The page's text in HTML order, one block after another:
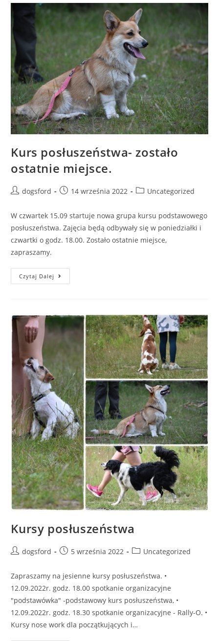
Kurs posłuszeństwa- zostało
ostatnie miejsce.
Postdogsford
Post14 września 2022
PostUncategorized
W czwartek 15.09 startuje nowa grupa kursu podstawowego
posłuszeństwa. Zajęcia będą odbywały się w poniedziałki i
czwartki o godz. 18.00. Zostało ostatnie miejsce,
zapraszamy.
Czytaj Dalej Kurs
Posłuszeństwa-
Kursy posłuszeństwa
Postdogsford
Post5 września 2022
PostUncategorized
Zapraszamy na jesienne kursy posłuszeństwa. •
12.09.2022r. godz. 18.00 spotkanie organizacyjne
"podstawówka" -podstawowy kurs posłuszeństwa, •
12.09.2022r. godz. 18.30 spotkanie organizacyjne - Rally-O. •
Kursy nose work dla początkujących i…